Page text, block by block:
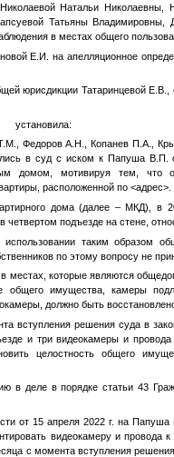
Натальи
Татьяны
в местах общего
Е.И. на апелляционное
юрисдикции Татаринцевой Е.В.,
установила:
Федоров А.Н., Копанев П.А.,
в суд с иском к Папуша В.П.
домом, мотивируя тем, что
расположенной по <адрес>.
дома (далее – МКД), в
подъезде на стене,
таким образом
по этому вопросу не
в местах, которые являются
общего имущества, камеры
должно быть
вступления решения суда в
и три видеокамеры и
целостность общего
в деле в порядке статьи 43
от 15 апреля 2022 г. на
видеокамеру и провода
с момента вступления